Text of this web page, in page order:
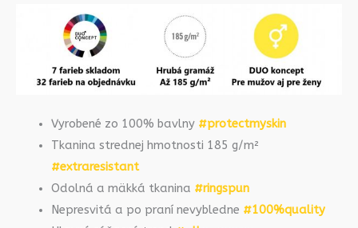
Vyrobené zo 100% bavlny #protectmyskin
Tkanina strednej hmotnosti 185 g/m²
#extraresistant
Odolná a mäkká tkanina #ringspun
Nepresvitá a po praní nevybledne #100%quality